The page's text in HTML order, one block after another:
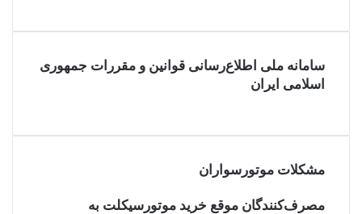
سامانه ملی اطلاع‌رسانی قوانین و مقررات جمهوری
اسلامی ایران
مشکلات موتورسواران
مصرف‌کنندگان موقع خرید موتورسیکلت به